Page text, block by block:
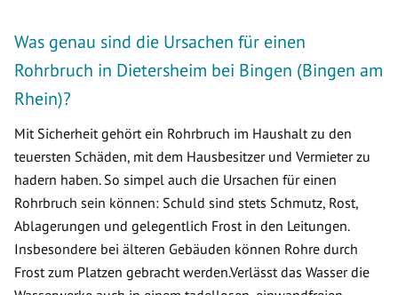
Was genau sind die Ursachen für einen
Rohrbruch in Dietersheim bei Bingen (Bingen am
Rhein)?
Mit Sicherheit gehört ein Rohrbruch im Haushalt zu den
teuersten Schäden, mit dem Hausbesitzer und Vermieter zu
hadern haben. So simpel auch die Ursachen für einen
Rohrbruch sein können: Schuld sind stets Schmutz, Rost,
Ablagerungen und gelegentlich Frost in den Leitungen.
Insbesondere bei älteren Gebäuden können Rohre durch
Frost zum Platzen gebracht werden.Verlässt das Wasser die